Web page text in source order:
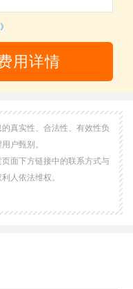
用详情
真实性、合法性、有效性负
户甄别。
面下方链接中的联系方式与
人依法维权。